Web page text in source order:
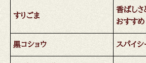
すりごま
香ばしさ
おすすめ
黒コショウ スパイシ